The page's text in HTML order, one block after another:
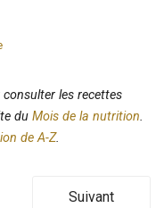
les recettes
du Mois de la nutrition.
de A-Z.
Suivant